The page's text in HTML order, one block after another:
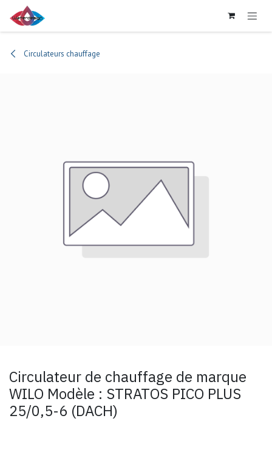
Se rendre au contenu
Circulateurs chauffage
Circulateur de chauffage de marque
WILO Modèle : STRATOS PICO PLUS
25/0,5-6 (DACH)